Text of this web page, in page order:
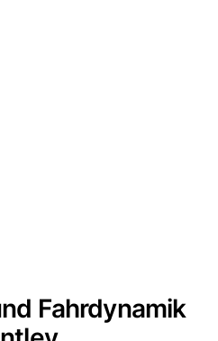
Fahrdynamik